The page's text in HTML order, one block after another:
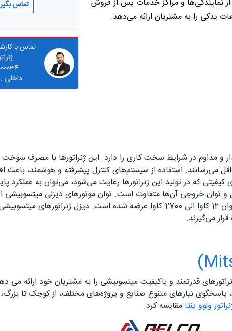
نمایندگی‌ها و مراکز خدمات پس از فروش
یدکی را به مشتریان ارائه می‌دهد.
تماس
تماس با
داخلی :
و مداوم در شرایط سخت کاری را دارد. این ژنراتورها با مصرف سوخت
استفاده از سیستم‌های کنترل پیشرفته و هوشمند، باعث
که در تولید این ژنراتورها رعایت می‌شود، می‌توان به عملکرد
از توان 12 کاوا الی 2700 کاوا عرضه شده است. دیزل ژنراتورهای
می‌گیرند.
قدرتمند و باکیفیت میتسوبیشی را به مشتریان خود ارائه می
پاسخگوی نیازهای متنوع صنایع و پروژه‌های مختلف، از کوچک تا
ولوو پنتا مقایسه کرد.